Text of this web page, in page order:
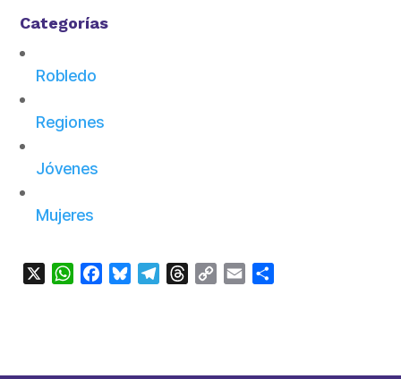
Categorías
Robledo
Regiones
Jóvenes
Mujeres
WhatsApp
FacebookBlueskyTelegramThreads
Copy Email